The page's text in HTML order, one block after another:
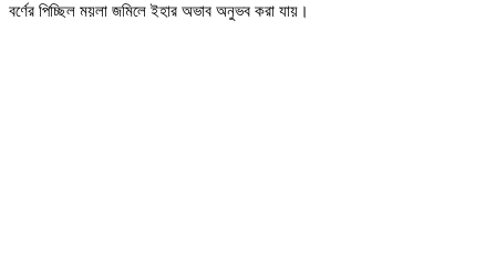
বর্ণের পিচ্ছিল ময়লা জমিলে ইহার অভাব অনুভব করা যায়।